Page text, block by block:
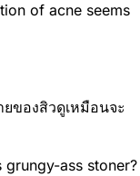
of acne seems
ของสิวดูเหมือนจะ
ass stoner?